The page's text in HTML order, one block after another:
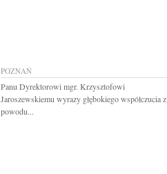
POZNAŃ
Panu Dyrektorowi mgr. Krzysztofowi
Jaroszewskiemu wyrazy głębokiego współczucia z
powodu...